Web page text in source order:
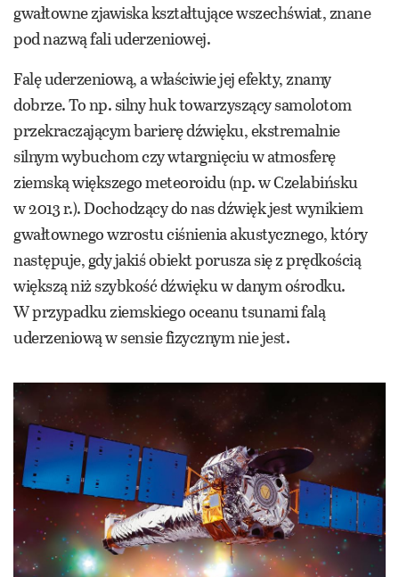
gwałtowne zjawiska kształtujące wszechświat, znane
pod nazwą fali uderzeniowej.
Falę uderzeniową, a właściwie jej efekty, znamy
dobrze. To np. silny huk towarzyszący samolotom
przekraczającym barierę dźwięku, ekstremalnie
silnym wybuchom czy wtargnięciu w atmosferę
ziemską większego meteoroidu (np. w Czelabińsku
w 2013 r.). Dochodzący do nas dźwięk jest wynikiem
gwałtownego wzrostu ciśnienia akustycznego, który
następuje, gdy jakiś obiekt porusza się z prędkością
większą niż szybkość dźwięku w danym ośrodku.
W przypadku ziemskiego oceanu tsunami falą
uderzeniową w sensie fizycznym nie jest.